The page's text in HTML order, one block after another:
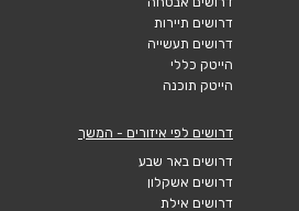
דרושים תיירות
דרושים תעשייה
הייטק כללי
הייטק תוכנה
דרושים לפי איזורים - המשך
דרושים באר שבע
דרושים אשקלון
דרושים אילת